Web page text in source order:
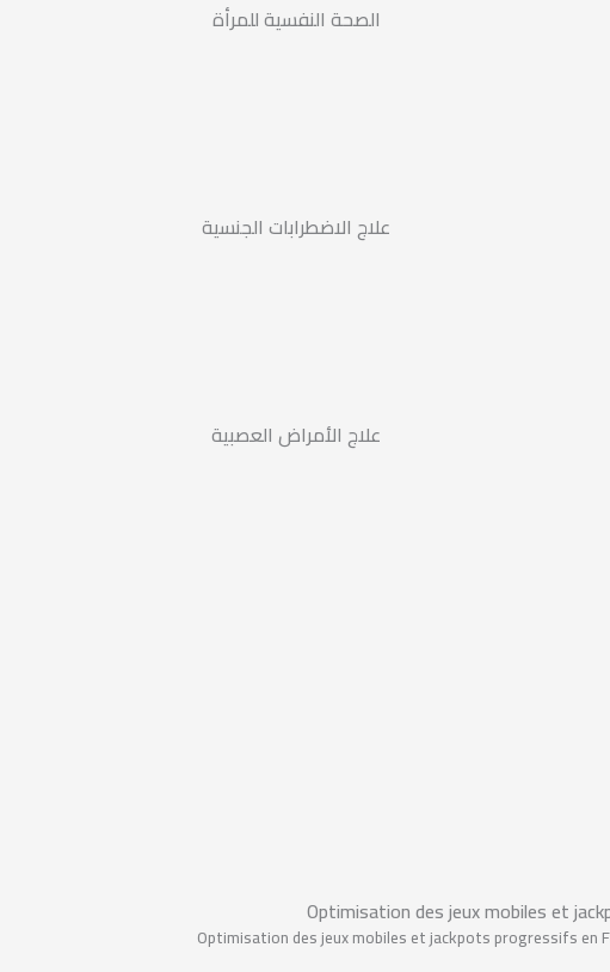
الصحة النفسية للمرأة
علاج الاضطرابات الجنسية
علاج الأمراض العصبية
Optimisation des jeux mobiles et
Optimisation des jeux mobiles et jackpots progressifs en